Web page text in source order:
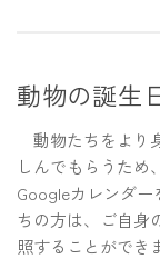
動物の誕生
動物たちをより
しんでもらうため
Googleカレンダ
ちの方は、ご自身
照することができ